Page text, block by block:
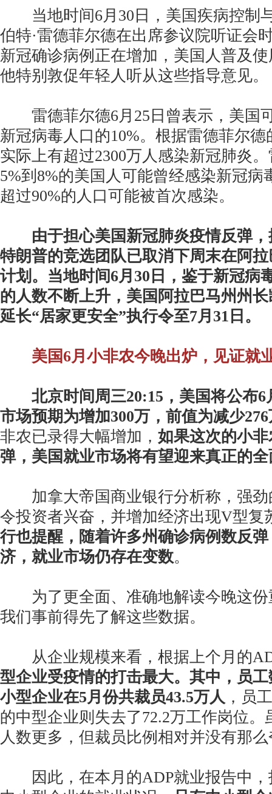
当地时间6月30日，美国疾病控制
伯特·雷德菲尔德在出席参议院听证会
新冠确诊病例正在增加，美国人普及
他特别敦促年轻人听从这些指导意见。
雷德菲尔德6月25日曾表示，美国
新冠病毒人口的10%。根据雷德菲尔
实际上有超过2300万人感染新冠肺炎
5%到8%的美国人可能曾经感染新冠病
超过90%的人口可能被首次感染。
由于担心美国新冠肺炎疫情反弹
特朗普的竞选团队已取消下周末在阿
计划。当地时间6月30日，鉴于新冠病
的人数不断上升，美国阿拉巴马州州
延长“居家更安全”执行令至7月31日。
美国6月小非农今晚出炉，见证就
北京时间周三20:15，美国将公布
市场预期为增加300万，前值为减少276
非农已录得大幅增加， 如果这次的小
弹，美国就业市场将有望迎来真正的
加拿大帝国商业银行分析称，强劲
令投资者兴奋，并增加经济出现V型复
行也提醒，随着许多州确诊病例数反
济，就业市场仍存在变数。
为了更全面、准确地解读今晚这份
我们事前得先了解这些数据。
从企业规模来看，根据上个月的
型企业受疫情的打击最大。其中，员
小型企业在5月份共裁员43.5万人 ，员
的中型企业则失去了72.2万工作岗位。
人数更多，但裁员比例相对并没有那
因此，在本月的ADP就业报告中，